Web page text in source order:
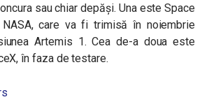
sau chiar depăşi. Una este Space
care va fi trimisă în noiembrie
Artemis 1. Cea de-a doua este
în faza de testare.